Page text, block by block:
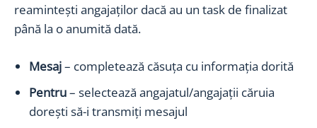
reamintești angajaților dacă au un task de finalizat
până la o anumită dată.
Mesaj– completează căsuța cu informația dorită
Pentru– selectează angajatul/angajații căruia
dorești să-i transmiți mesajul